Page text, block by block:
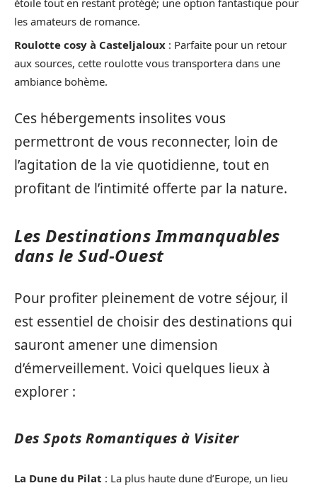
les amateurs de romance.
Roulotte cosy à Casteljaloux : Parfaite pour un retour
aux sources, cette roulotte vous transportera dans une
ambiance bohème.
Ces hébergements insolites vous
permettront de vous reconnecter, loin de
l’agitation de la vie quotidienne, tout en
profitant de l’intimité offerte par la nature.
Les Destinations Immanquables
dans le Sud-Ouest
Pour profiter pleinement de votre séjour, il
est essentiel de choisir des destinations qui
sauront amener une dimension
d’émerveillement. Voici quelques lieux à
explorer :
Des Spots Romantiques à Visiter
La Dune du Pilat : La plus haute dune d’Europe, un lieu